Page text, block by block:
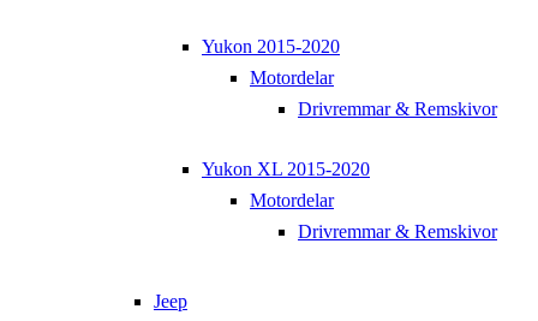
Yukon 2015-2020
Motordelar
Drivremmar & Remskivor
Yukon XL 2015-2020
Motordelar
Drivremmar & Remskivor
Jeep